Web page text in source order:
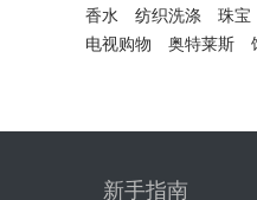
香水
纺织洗涤 珠宝
电视购物
奥特莱斯
新手指南